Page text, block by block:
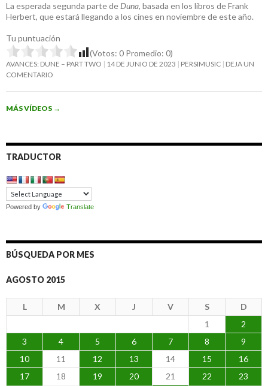
La esperada segunda parte de Duna, basada en los libros de Frank
Herbert, que estará llegando a los cines en noviembre de este año.
Tu puntuación
(Votos: 0 Promedio: 0)
AVANCES: DUNE – PART TWO 14 DE JUNIO DE 2023 PERSIMUSIC DEJA UN
COMENTARIO
MÁS VÍDEOS →
TRADUCTOR
Powered by Translate
BÚSQUEDA POR MES
AGOSTO 2015
L M X J V S
D
1
2
3
4 5 6 7 8
9
10
11 12 13 14 15
16
17
18 19 20 21 22
23